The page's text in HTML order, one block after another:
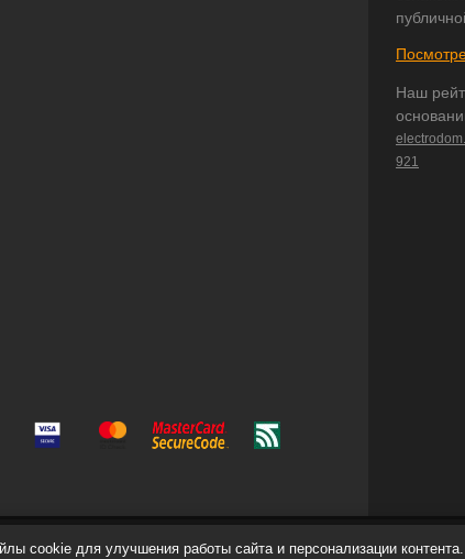
Наш
921
cookie для улучшения работы сайта и персонализации контента.